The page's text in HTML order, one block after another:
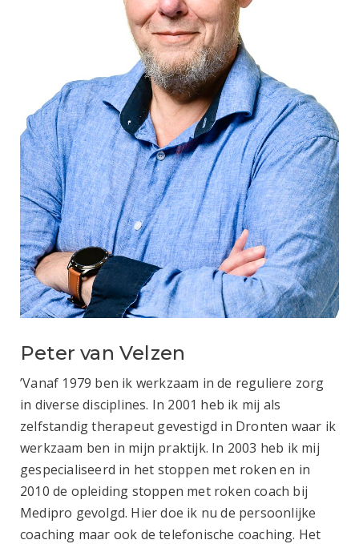
Peter van Velzen
’Vanaf 1979 ben ik werkzaam in de reguliere zorg
in diverse disciplines. In 2001 heb ik mij als
zelfstandig therapeut gevestigd in Dronten waar ik
werkzaam ben in mijn praktijk. In 2003 heb ik mij
gespecialiseerd in het stoppen met roken en in
2010 de opleiding stoppen met roken coach bij
Medipro gevolgd. Hier doe ik nu de persoonlijke
coaching maar ook de telefonische coaching. Het